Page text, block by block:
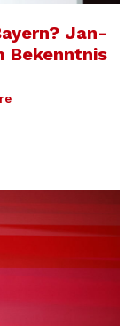
Jan-
Bekenntnis